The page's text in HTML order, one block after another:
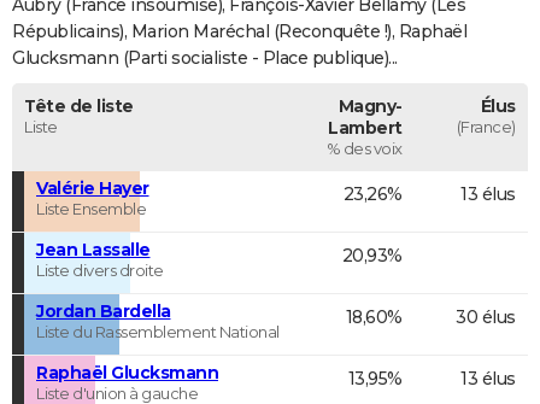
Bricolage
Lifestyle
Culture
SportAuto
Television
Voyage
Cinema
Aubry (France insoumise), François-Xavier Bellamy (Les
Républicains), Marion Maréchal (Reconquête !), Raphaël
Glucksmann (Parti socialiste - Place publique)...
Tête de liste
Liste
Magny-
Lambert
% des voix
Élus
(France)
Valérie Hayer
Liste Ensemble
23,26% 13 élus
Jean Lassalle
Liste divers droite
20,93%
Jordan Bardella
Liste du Rassemblement National
18,60% 30 élus
Raphaël Glucksmann
Liste d'union à gauche
13,95% 13 élus